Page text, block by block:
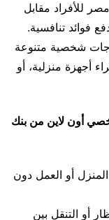
للأفراد مقابل
فوائد تنافسية.
شخصية متنوعة
أجهزة منزلية، أو
أون لاين من بنك
أو العمل دون
أو التنقل بين